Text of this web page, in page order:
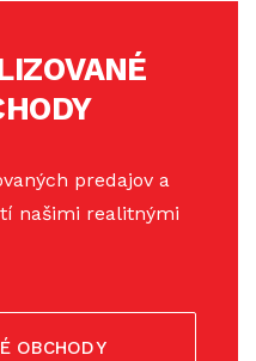
predajov a
našimi realitnými
OBCHODY